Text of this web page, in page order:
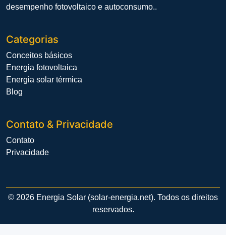
desempenho fotovoltaico e autoconsumo..
Categorias
Conceitos básicos
Energia fotovoltaica
Energia solar térmica
Blog
Contato & Privacidade
Contato
Privacidade
© 2026 Energia Solar (solar-energia.net). Todos os direitos
reservados.